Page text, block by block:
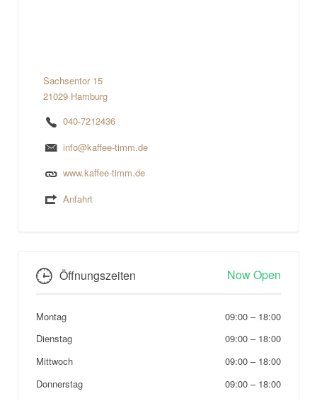
Sachsentor 15
21029 Hamburg
040-7212436
info@kaffee-timm.de
www.kaffee-timm.de
Anfahrt
Öffnungszeiten Now Open
Montag 09:00 – 18:00
Dienstag
09:00 – 18:00
Mittwoch
09:00 – 18:00
Donnerstag
09:00 – 18:00